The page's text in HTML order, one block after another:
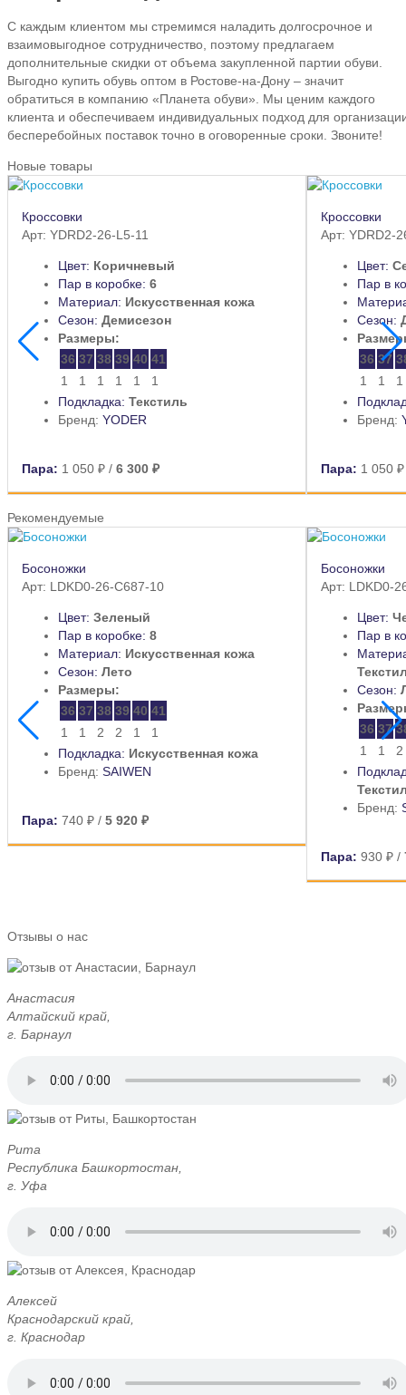
С каждым клиентом мы стремимся наладить долгосрочное и
взаимовыгодное сотрудничество, поэтому предлагаем
дополнительные скидки от объема закупленной партии обуви.
Выгодно купить обувь оптом в Ростове-на-Дону – значит
обратиться в компанию «Планета обуви». Мы ценим каждого
клиента и обеспечиваем индивидуальных подход для
бесперебойных поставок точно в оговоренные сроки. Звоните!
Новые товары
Кроссовки
Арт: YDRD2-26-L5-11
Цвет: Коричневый
Пар в коробке: 6
Материал: Искусственная кожа
Сезон: Демисезон
Размеры:
36 37 38 39 40 41
1
1 1 1 1
1
Подкладка: Текстиль
Бренд: YODER
Пара: 1 050 ₽ / 6 300 ₽
Кроссовки
Арт: YDRD2-
Цвет:
Пар в
Сезон:
36 37
1
1
1
Бренд:
Пара: 1 050
Рекомендуемые
Босоножки
Арт: LDKD0-26-C687-10
Цвет: Зеленый
Пар в коробке: 8
Материал: Искусственная кожа
Сезон: Лето
Размеры:
36 37 38 39 40 41
1
1 2 2 1
1
Подкладка: Искусственная кожа
Бренд: SAIWEN
Пара: 740 ₽ / 5 920 ₽
Босоножки
Арт: LDKD0-
Цвет:
Пар в
Сезон:
36 37
1
1
2
Бренд:
Пара: 930 ₽ /
Отзывы о нас
Анастасия
Алтайский край,
г. Барнаул
Рита
Республика Башкортостан,
г. Уфа
Алексей
Краснодарский край,
г. Краснодар